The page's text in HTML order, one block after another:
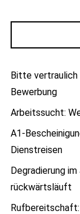
Bitte vertraulich
Bewerbung
Arbeitssucht:
A1-
Dienstreisen
Degradierung
rückwärtsläuft
Rufbereitschaft: